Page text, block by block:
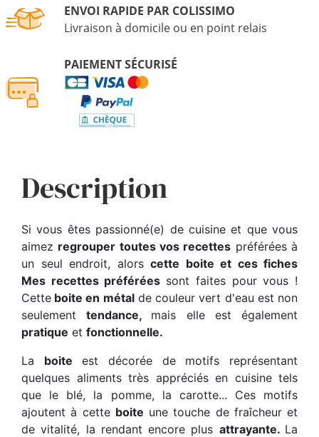
ENVOI RAPIDE PAR COLISSIMO
Livraison à domicile ou en point relais
PAIEMENT SÉCURISÉ
Description
Si vous êtes passionné(e) de cuisine et que vous
aimez regrouper toutes vos recettes préférées à
un seul endroit, alors cette boite et ces fiches
Mes recettes préférées sont faites pour vous !
Cette boite en métalde couleur vert d'eau est non
seulementtendance, mais elle est également
pratique et fonctionnelle.
La boite est décorée de motifs représentant
quelques aliments très appréciés en cuisine tels
que le blé, la pomme, la carotte... Ces motifs
ajoutent à cette boite une touche de fraîcheur et
de vitalité, la rendant encore plus attrayante. La